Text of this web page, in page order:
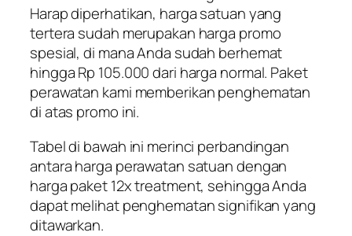
Harap diperhatikan, harga satuan yang
tertera sudah merupakan harga promo
spesial, di mana Anda sudah berhemat
hingga Rp 105.000 dari harga normal. Paket
perawatan kami memberikan penghematan
di atas promo ini.
Tabel di bawah ini merinci perbandingan
antara harga perawatan satuan dengan
harga paket 12x treatment, sehingga Anda
dapat melihat penghematan signifikan yang
ditawarkan.